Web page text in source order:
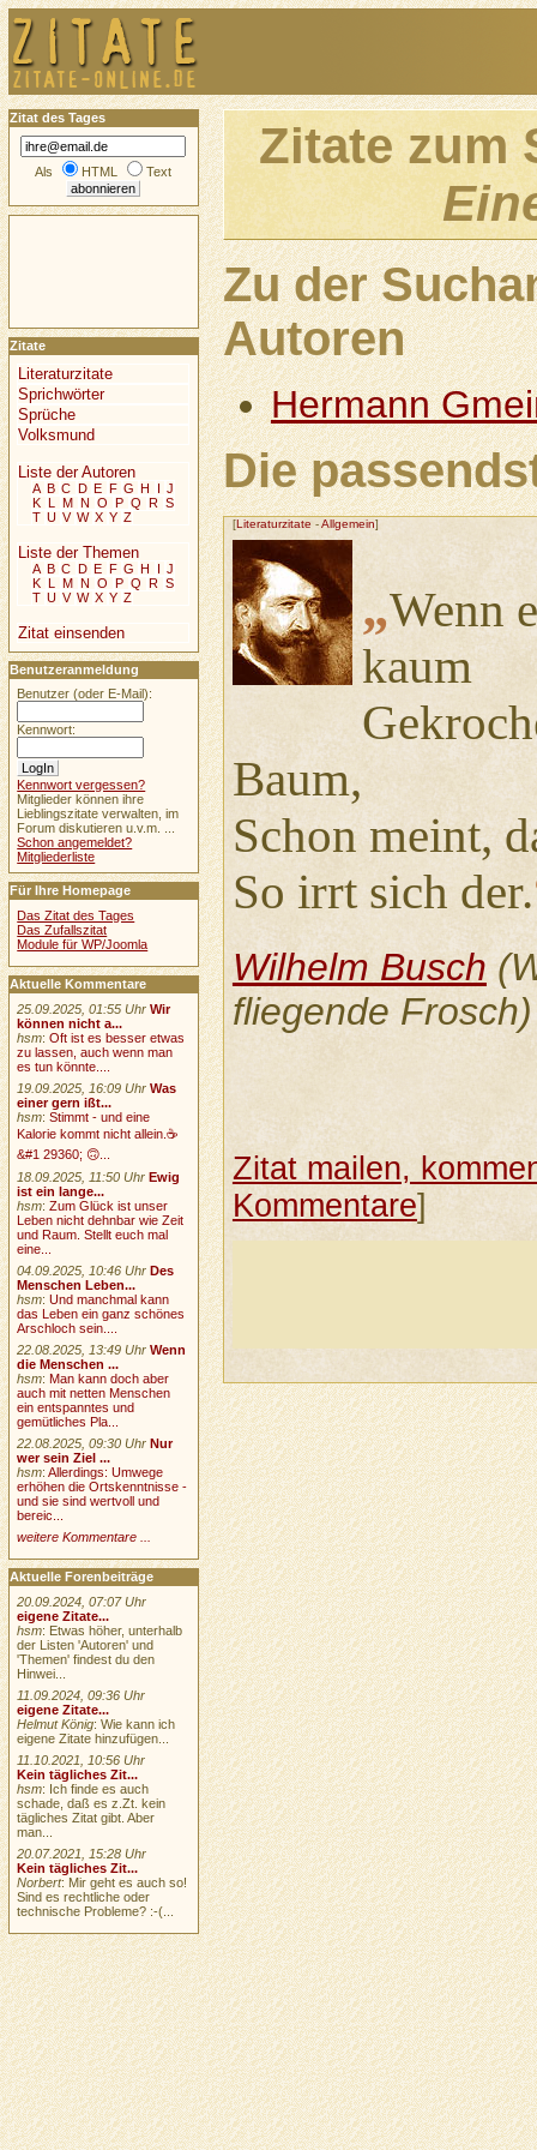
Zitate
Zu der
Autoren
Hermann
Die
[Literaturzitate -Allgemein]
„Wenn
kaum
Baum,
Schon meint,
So irrt sich der.
Wilhelm Busch
fliegende Frosch)
Zitat mailen,
Kommentare]
Zitat des Tages
Als HTML Text
Zitate
Literaturzitate
Sprichwörter
Sprüche
Volksmund
Liste der Autoren
A B C D E F G H I J
K L M N O P Q R S
T U V W X Y Z
Liste der Themen
A B C D E F G H I J
K L M N O P Q R S
T U V W X Y Z
Zitat einsenden
Benutzeranmeldung
Benutzer (oder E-Mail):
Kennwort:
Kennwort vergessen?
Mitglieder können ihre
Lieblingszitate verwalten, im
Forum diskutieren u.v.m. ...
Schon angemeldet?
Mitgliederliste
Für Ihre Homepage
Das Zitat des Tages
Das Zufallszitat
Module für WP/Joomla
Aktuelle Kommentare
25.09.2025, 01:55 Uhr Wir
können nicht a...
hsm:Oft ist es besser etwas
zu lassen, auch wenn man
es tun könnte....
19.09.2025, 16:09 Uhr Was
einer gern ißt...
hsm:Stimmt - und eine
Kalorie kommt nicht allein.☕
&#1 29360; 🙃...
18.09.2025, 11:50 Uhr Ewig
ist ein lange...
hsm:Zum Glück ist unser
Leben nicht dehnbar wie Zeit
und Raum. Stellt euch mal
eine...
04.09.2025, 10:46 Uhr Des
Menschen Leben...
hsm:Und manchmal kann
das Leben ein ganz schönes
Arschloch sein....
22.08.2025, 13:49 Uhr Wenn
die Menschen ...
hsm:Man kann doch aber
auch mit netten Menschen
ein entspanntes und
gemütliches Pla...
22.08.2025, 09:30 Uhr Nur
wer sein Ziel ...
hsm:Allerdings: Umwege
erhöhen die Ortskenntnisse -
und sie sind wertvoll und
bereic...
weitere Kommentare ...
Aktuelle Forenbeiträge
20.09.2024, 07:07 Uhr
eigene Zitate...
hsm: Etwas höher, unterhalb
der Listen 'Autoren' und
'Themen' findest du den
Hinwei...
11.09.2024, 09:36 Uhr
eigene Zitate...
Helmut König: Wie kann ich
eigene Zitate hinzufügen...
11.10.2021, 10:56 Uhr
Kein tägliches Zit...
hsm: Ich finde es auch
schade, daß es z.Zt. kein
tägliches Zitat gibt. Aber
man...
20.07.2021, 15:28 Uhr
Kein tägliches Zit...
Norbert: Mir geht es auch so!
Sind es rechtliche oder
technische Probleme? :-(...